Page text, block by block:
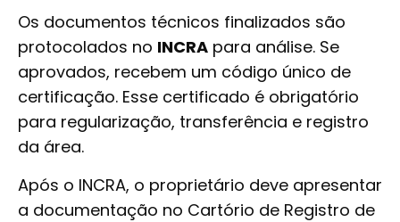
Os documentos técnicos finalizados são
protocolados no INCRA para análise. Se
aprovados, recebem um código único de
certificação. Esse certificado é obrigatório
para regularização, transferência e registro
da área.
Após o INCRA, o proprietário deve apresentar
a documentação no Cartório de Registro de